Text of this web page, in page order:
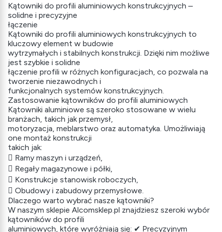
Kątowniki do profili aluminiowych konstrukcyjnych –
solidne i precyzyjne
łączenie
Kątowniki do profili aluminiowych konstrukcyjnych to
kluczowy element w budowie
wytrzymałych i stabilnych konstrukcji. Dzięki nim możliwe
jest szybkie i solidne
łączenie profili w różnych konfiguracjach, co pozwala na
tworzenie niezawodnych i
funkcjonalnych systemów konstrukcyjnych.
Zastosowanie kątowników do profili aluminiowych
Kątowniki aluminiowe są szeroko stosowane w wielu
branżach, takich jak przemysł,
motoryzacja, meblarstwo oraz automatyka. Umożliwiają
one montaż konstrukcji
takich jak:
 Ramy maszyn i urządzeń,
 Regały magazynowe i półki,
 Konstrukcje stanowisk roboczych,
 Obudowy i zabudowy przemysłowe.
Dlaczego warto wybrać nasze kątowniki?
W naszym sklepie Alcomsklep.pl znajdziesz szeroki wybór
kątowników do profili
aluminiowych, które wyróżniają się: ✔ Precyzyjnym